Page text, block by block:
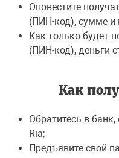
Оповестите
(ПИН-код), сумме и
Как только будет
(ПИН-код), деньги
Как
Обратитесь в
Ria;
Предъявите свой